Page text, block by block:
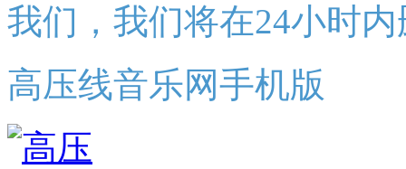
我们，我们将在24小时
高压线音乐网手机版